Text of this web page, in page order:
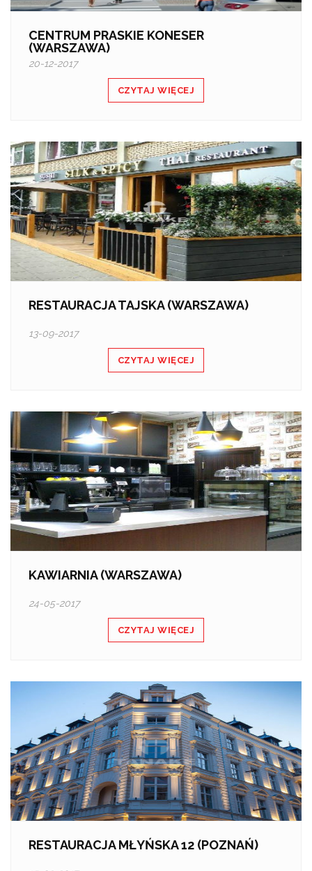
CENTRUM PRASKIE KONESER
(WARSZAWA)
20-12-2017
CZYTAJ WIĘCEJ
RESTAURACJA TAJSKA (WARSZAWA)
13-09-2017
CZYTAJ WIĘCEJ
KAWIARNIA (WARSZAWA)
24-05-2017
CZYTAJ WIĘCEJ
RESTAURACJA MŁYŃSKA 12 (POZNAŃ)